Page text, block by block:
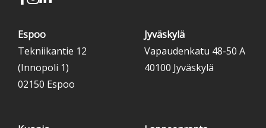
Espoo
Tekniikantie 12
(Innopoli 1)
02150 Espoo
Jyväskylä
Vapaudenkatu 48-50 A
40100 Jyväskylä